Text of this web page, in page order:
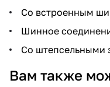
Со встроенным
Шинное
Со штепсельными
Вам также